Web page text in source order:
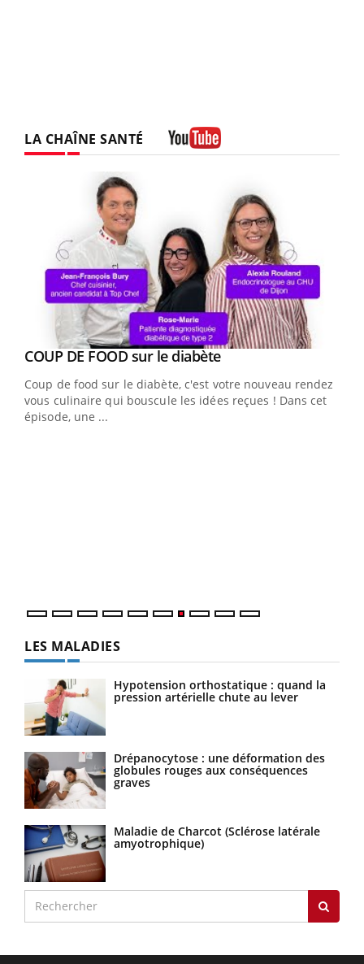
LA CHAÎNE SANTÉ
Youtube
COUP DE FOOD sur le diabèteYoutube
Coup de food sur le diabète, c'est votre nouveau rendez-
vous culinaire qui bouscule les idées reçues ! Dans cet
épisode, une ...
LES MALADIES
Hypotension orthostatique : quand la
pression artérielle chute au lever
Drépanocytose : une déformation des
globules rouges aux conséquences
graves
Maladie de Charcot (Sclérose latérale
amyotrophique)